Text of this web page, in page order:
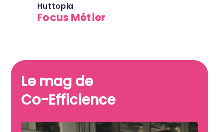
Huttopia
Focus Métier
Le mag de
Co-Efficience